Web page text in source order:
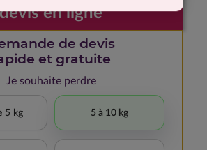
devis en ligne
de devis
et gratuite
Je souhaite perdre
5 kg 5 à 10 kg